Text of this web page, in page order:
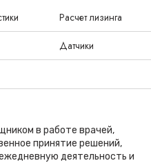
Расчет лизинга
Датчики
в работе врачей,
принятие решений,
деятельность и